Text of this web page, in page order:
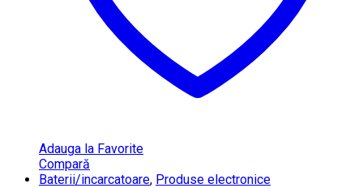
Adauga la Favorite
Compară
Baterii/incarcatoare, Produse electronice